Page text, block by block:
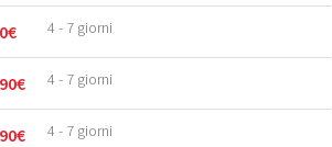
€ 4 - 7 giorni
€ 4 - 7 giorni
€ 4 - 7 giorni